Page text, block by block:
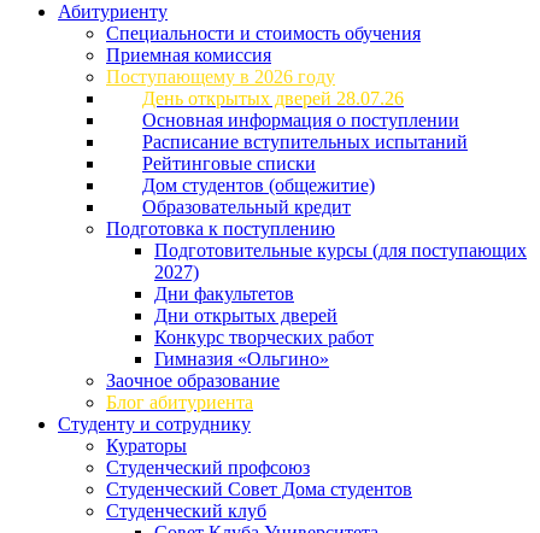
Абитуриенту
Специальности и стоимость обучения
Приемная комиссия
Поступающему в 2026 году
День открытых дверей 28.07.26
Основная информация о поступлении
Расписание вступительных испытаний
Рейтинговые списки
Дом студентов (общежитие)
Образовательный кредит
Подготовка к поступлению
Подготовительные курсы (для поступающих
2027)
Дни факультетов
Дни открытых дверей
Конкурс творческих работ
Гимназия «Ольгино»
Заочное образование
Блог абитуриента
Студенту и сотруднику
Кураторы
Студенческий профсоюз
Студенческий Совет Дома студентов
Студенческий клуб